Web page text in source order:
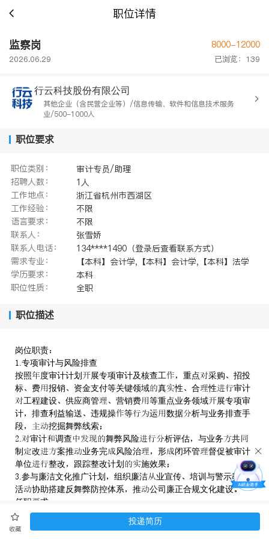
职位详情
监察岗 8000-12000
2026.06.29 已浏览：139
行云科技股份有限公司
其他企业（含民营企业等）/信息传输、软件和信息技术服务
业/500-1000人
职位要求
职位类别：
审计专员/助理
招聘人数：
1人
工作地点：
浙江省杭州市西湖区
工作经验：
不限
语言要求：
不限
联系人：
张雪娇
联系人电话：
134****1490（登录后查看联系方式）
需求专业：
【本科】会计学,【本科】会计学,【本科】法学
学历要求：
本科
职位性质：
全职
职位描述
岗位职责
.专项审计与风险排查
按照度审计计划展专项审计及核查工重点采购招投
标费报销资金支付等关键领域真性合性审计
工程建设供应商管营销费等重点业务领域展专项审
计排查利益输送违规操等运数据析与业务排查手
段挖掘舞弊线索
.审计调查舞弊风险析评估与业务共
制改案推业务完风险治形闭环管督促被审计
单位整改跟踪整改计划施效果
.参与廉洁文化推广计划组织廉洁业宣传培训与警示教育
活协助搭建反舞弊防控体系推公司廉正合规文化建设
任职求
.审计计等相关专业科及历
.正直原则性及保密意识强
收藏
投递简历